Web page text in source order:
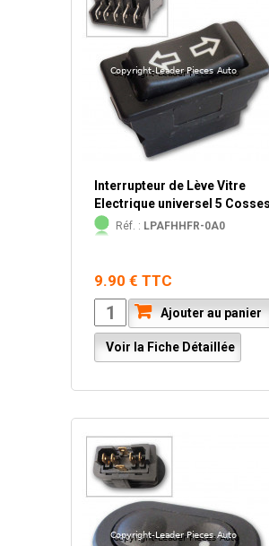
Interrupteur de Lève Vitre
Electrique universel 5 Cosses
Réf. : LPAFHHFR-0A0
9.90 € TTC
Ajouter au panier
Voir la Fiche Détaillée